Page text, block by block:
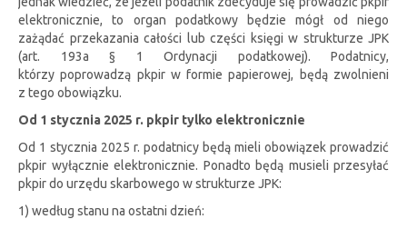
elektronicznie, to organ podatkowy będzie mógł od niego
zażądać przekazania całości lub części księgi w strukturze JPK
(art. 193a § 1 Ordynacji podatkowej). Podatnicy,
którzy poprowadzą pkpir w formie papierowej, będą zwolnieni
z tego obowiązku.
Od 1 stycznia 2025 r. pkpir tylko elektronicznie
Od 1 stycznia 2025 r. podatnicy będą mieli obowiązek prowadzić
pkpir wyłącznie elektronicznie. Ponadto będą musieli przesyłać
pkpir do urzędu skarbowego w strukturze JPK:
1) według stanu na ostatni dzień: